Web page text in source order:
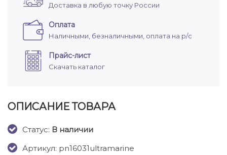
Доставка в любую точку России
Оплата
Наличными, безналичными, оплата на р/с
Прайс-лист
Скачать каталог
ОПИСАНИЕ ТОВАРА
Cтатус: В наличии
Артикул: pn16031ultramarine